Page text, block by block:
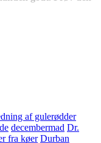
af gulerødder
decembermad Dr.
fra køer Durban